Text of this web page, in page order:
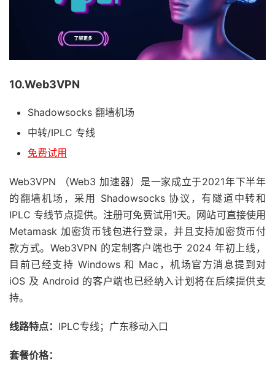
10.Web3VPN
Shadowsocks 翻墙机场
中转/IPLC 专线
免费试用
Web3VPN （Web3 加速器）是一家成立于2021年下半年
的翻墙机场，采用 Shadowsocks 协议，有隧道中转和
IPLC 专线节点提供。注册可免费试用1天。网站可直接使用
Metamask 加密货币钱包进行登录，并且支持加密货币付
款方式。Web3VPN 的定制客户端也于 2024 年初上线，
目前已经支持 Windows 和 Mac，机场官方消息提到对
iOS 及 Android 的客户端也已经纳入计划将在后续提供支
持。
线路特点： IPLC专线；广东移动入口
套餐价格：